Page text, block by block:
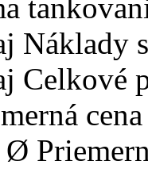
Náklady
Celkové
Ø